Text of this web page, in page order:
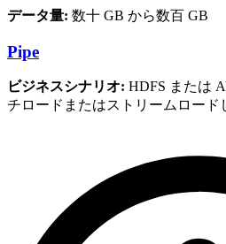
データ量: 数十 GB から数百 GB
Pipe
ビジネスシナリオ: HDFS または
チロードまたはストリームロード